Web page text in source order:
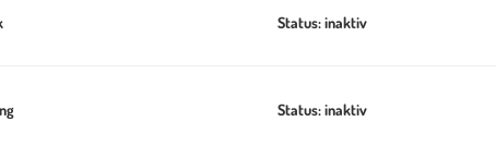
lebendiges Stadtquartier mit rund 2.000 Wohnungen, dazu
und Bildungseinrichtungen, welches das
Energieversorgung verbindet.
Status: inaktiv
Status: inaktiv